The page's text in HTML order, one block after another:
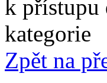
Zpět na